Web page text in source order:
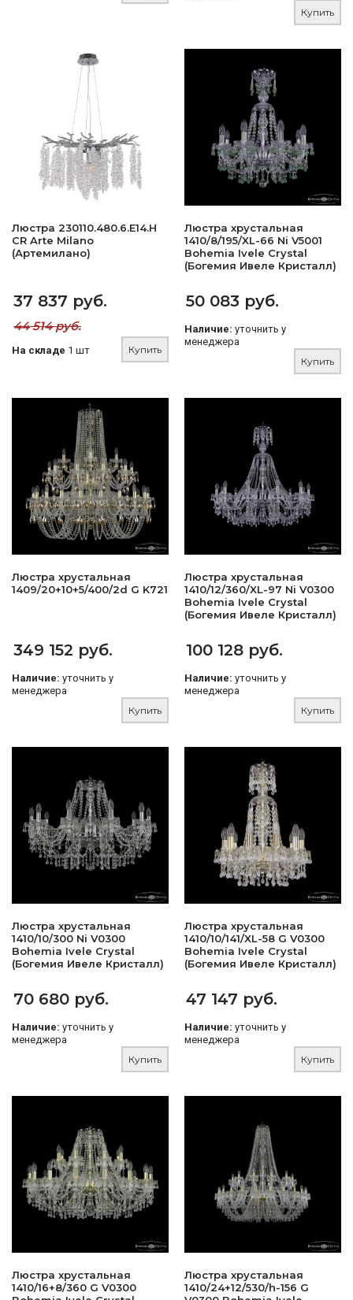
Купить
Люстра 230110.480.6.E14.H
CR Arte Milano
(Артемилано)
37 837 руб.
44 514 руб.
На складе 1 шт Купить
Люстра хрустальная
1410/8/195/XL-66 Ni V5001
Bohemia Ivele Crystal
(Богемия Ивеле Кристалл)
50 083 руб.
Наличие: уточнить у
менеджера
Купить
Люстра хрустальная
1409/20+10+5/400/2d G K721
349 152 руб.
Наличие: уточнить у
менеджера
Купить
Люстра хрустальная
1410/12/360/XL-97 Ni V0300
Bohemia Ivele Crystal
(Богемия Ивеле Кристалл)
100 128 руб.
Наличие: уточнить у
менеджера
Купить
Люстра хрустальная
1410/10/300 Ni V0300
Bohemia Ivele Crystal
(Богемия Ивеле Кристалл)
70 680 руб.
Наличие: уточнить у
менеджера
Купить
Люстра хрустальная
1410/10/141/XL-58 G V0300
Bohemia Ivele Crystal
(Богемия Ивеле Кристалл)
47 147 руб.
Наличие: уточнить у
менеджера
Купить
Люстра хрустальная
1410/16+8/360 G V0300
Люстра хрустальная
1410/24+12/530/h-156 G